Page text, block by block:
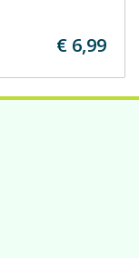
€ 6,99